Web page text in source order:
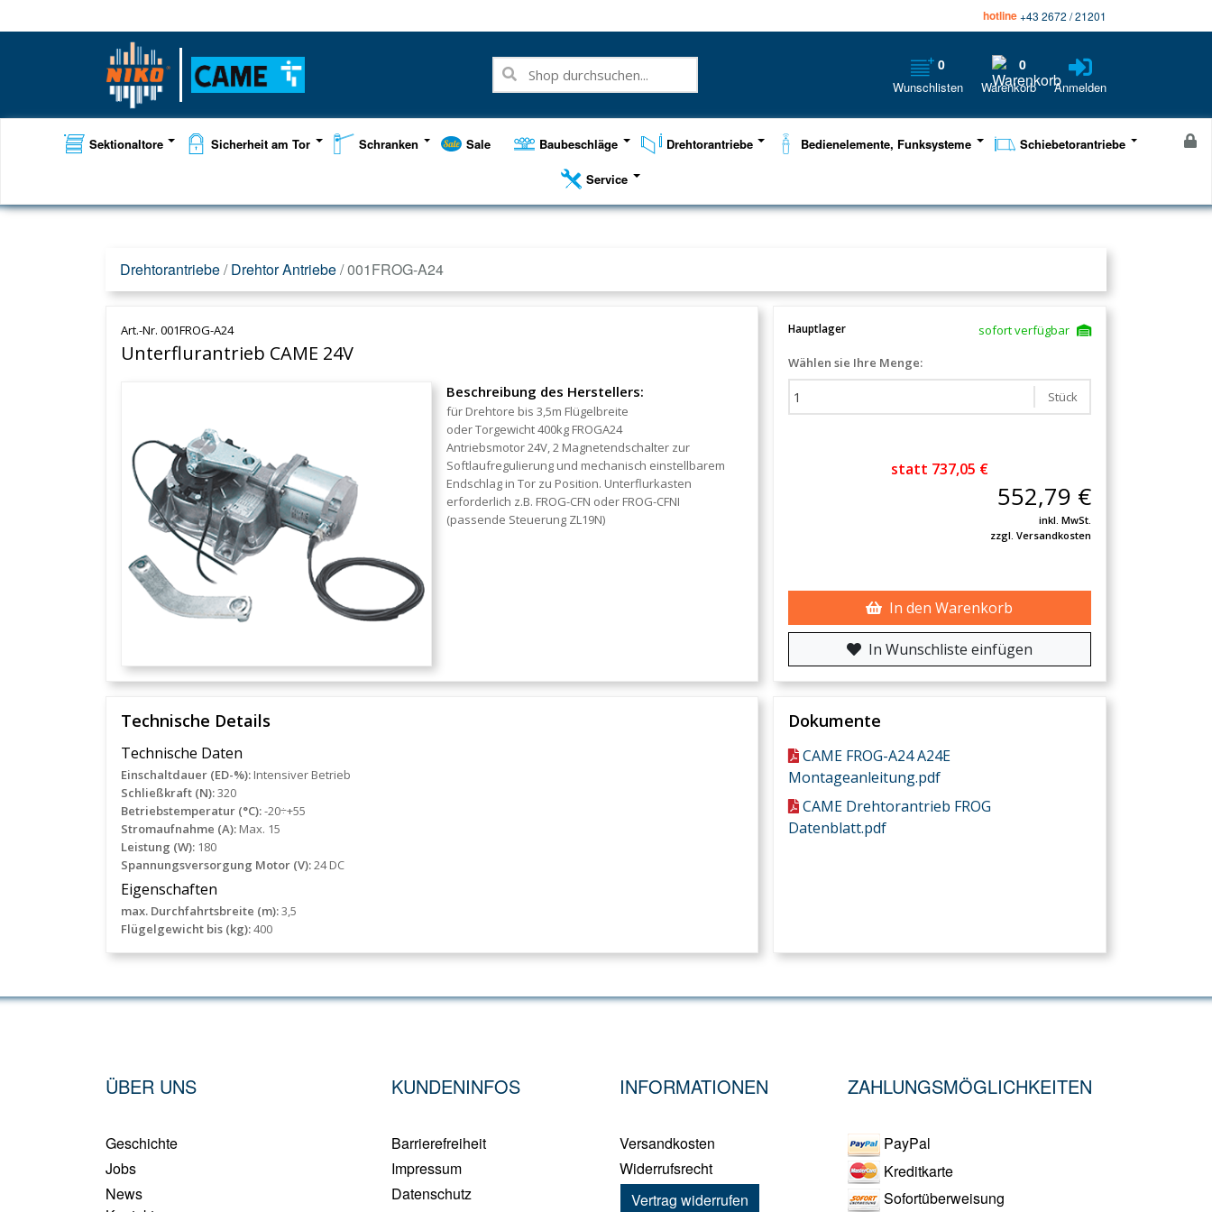
hotline+43 2672 / 21201
0
Wunschlisten
0
Warenkorb Anmelden
Sektionaltore Sicherheit am Tor Schranken Sale Baubeschläge Drehtorantriebe Bedienelemente, Funksysteme Schiebetorantriebe
Service
Drehtorantriebe/Drehtor Antriebe/001FROG-A24
Art.-Nr. 001FROG-A24
Unterflurantrieb CAME 24V
Beschreibung des Herstellers:
für Drehtore bis 3,5m Flügelbreite
oder Torgewicht 400kg FROGA24
Antriebsmotor 24V, 2 Magnetendschalter zur
Softlaufregulierung und mechanisch einstellbarem
Endschlag in Tor zu Position. Unterflurkasten
erforderlich z.B. FROG-CFN oder FROG-CFNI
(passende Steuerung ZL19N)
Hauptlager
sofort verfügbar
Wählen sie Ihre Menge:
Stück
statt 737,05 €
552,79 €
inkl. MwSt.
zzgl. Versandkosten
In den Warenkorb
In Wunschliste einfügen
Technische Details
Technische Daten
Einschaltdauer (ED-%): Intensiver Betrieb
Schließkraft (N):320
Betriebstemperatur (°C):-20÷+55
Stromaufnahme (A): Max. 15
Leistung (W): 180
Spannungsversorgung Motor (V):24 DC
Eigenschaften
max. Durchfahrtsbreite (m):3,5
Flügelgewicht bis (kg):400
Dokumente
CAME FROG-A24 A24E
Montageanleitung.pdf
CAME Drehtorantrieb FROG
Datenblatt.pdf
ÜBER UNS
Geschichte
Jobs
News
KUNDENINFOS
Barrierefreiheit
Impressum
Datenschutz
INFORMATIONEN
Versandkosten
Widerrufsrecht
Vertrag widerrufen
ZAHLUNGSMÖGLICHKEITEN
PayPal
Kreditkarte
Sofortüberweisung